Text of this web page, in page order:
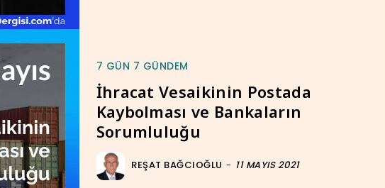
7 GÜN 7 GÜNDEM
İhracat Vesaikinin Postada
Kaybolması ve Bankaların
Sorumluluğu
REŞAT BAĞCIOĞLU - 11 MAYIS 2021